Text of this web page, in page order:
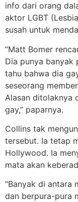
info dari orang
aktor LGBT
susah untuk
“Matt Bomer
Dia punya banyak
tahu bahwa dia
seseorang
Alasan ditolaknya
gay,” paparnya.
Collins tak
tersebut. Ia tetap
Hollywood. Ia
mata akan
“Banyak di antara
dan berpura-pura